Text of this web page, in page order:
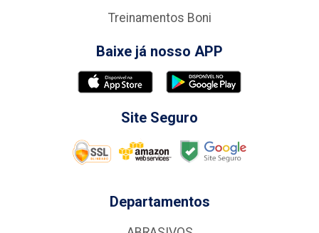
Treinamentos Boni
Baixe já nosso APP
Site Seguro
Departamentos